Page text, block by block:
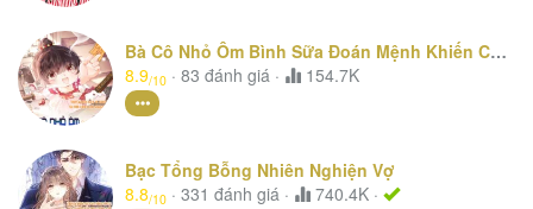
Bà Cô Nhỏ Ôm Bình Sữa Đoán Mệnh Khiến Cõi Mạng Phát Cuồng
8.9/10 · 83 đánh giá · 154.7K
Bạc Tổng Bỗng Nhiên Nghiện Vợ
8.8/10 · 331 đánh giá · 740.4K ·